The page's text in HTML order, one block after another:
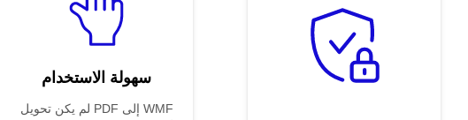
سهولة الاستخدام
لم يكن تحويل PDF إلى WMF